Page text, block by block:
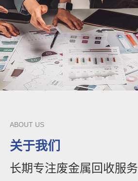
ABOUT US
关于我们
长期专注废金属回收服务